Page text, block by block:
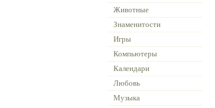
Животные
Знаменитости
Игры
Компьютеры
Календари
Любовь
Музыка